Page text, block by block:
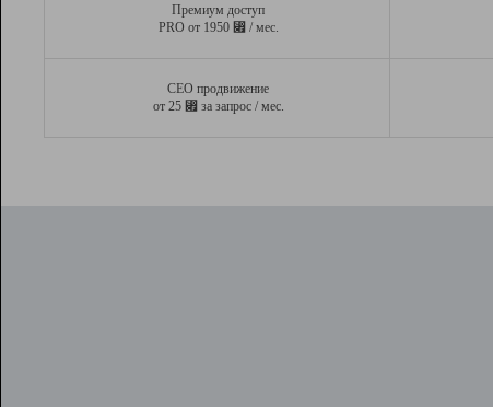
Премиум доступ
PRO от 1950 ⃏ / мес.
СЕО продвижение
от 25 ⃏ за запрос / мес.